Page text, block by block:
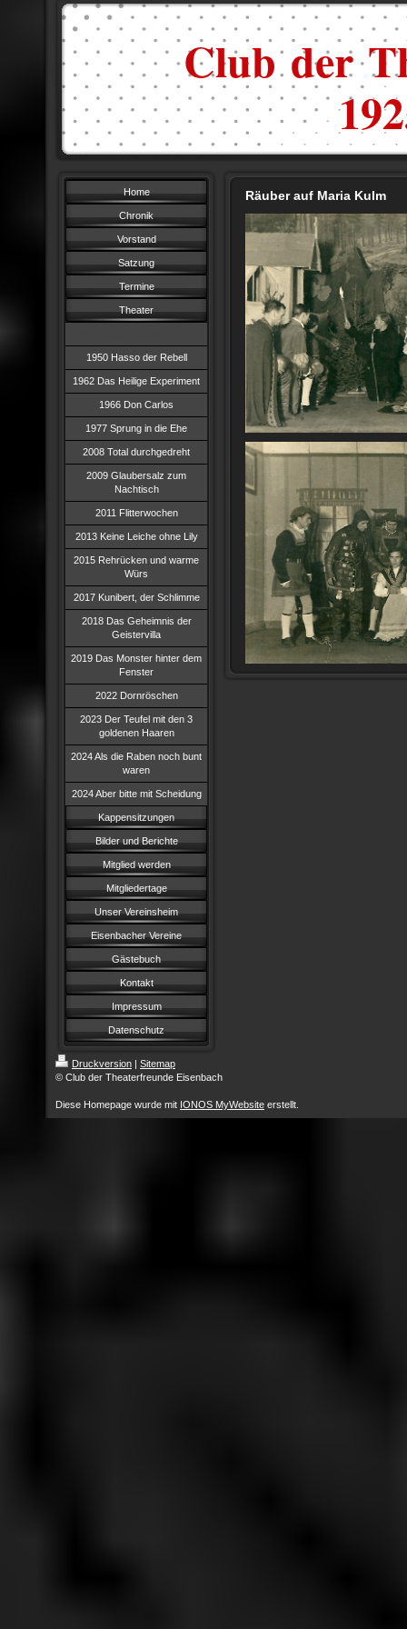
Club der
Home
Chronik
Vorstand
Satzung
Termine
Theater
1950 Hasso der Rebell
1962 Das Heilige Experiment
1966 Don Carlos
1977 Sprung in die Ehe
2008 Total durchgedreht
2009 Glaubersalz zum
Nachtisch
2011 Flitterwochen
2013 Keine Leiche ohne Lily
2015 Rehrücken und warme
Würs
2017 Kunibert, der Schlimme
2018 Das Geheimnis der
Geistervilla
2019 Das Monster hinter dem
Fenster
2022 Dornröschen
2023 Der Teufel mit den 3
goldenen Haaren
2024 Als die Raben noch bunt
waren
2024 Aber bitte mit Scheidung
Kappensitzungen
Bilder und Berichte
Mitglied werden
Mitgliedertage
Unser Vereinsheim
Eisenbacher Vereine
Gästebuch
Kontakt
Impressum
Datenschutz
Räuber auf Maria Kulm
Druckversion | Sitemap
© Club der Theaterfreunde Eisenbach
Diese Homepage wurde mit IONOS MyWebsite erstellt.